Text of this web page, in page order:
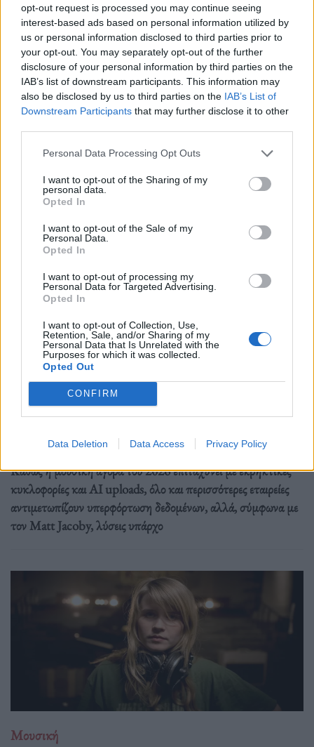
opt-out request is processed you may continue seeing
interest-based ads based on personal information utilized by
us or personal information disclosed to third parties prior to
your opt-out. You may separately opt-out of the further
disclosure of your personal information by third parties on the
IAB’s list of downstream participants. This information may
also be disclosed by us to third parties on the IAB’s List of
Downstream Participants that may further disclose it to other
Personal Data Processing Opt Outs
I want to opt-out of the Sharing of my
personal data.
Opted In
I want to opt-out of the Sale of my
Personal Data.
Opted In
I want to opt-out of processing my
Personal Data for Targeted Advertising.
Opted In
I want to opt-out of Collection, Use,
Retention, Sale, and/or Sharing of my
Personal Data that Is Unrelated with the
Purposes for which it was collected.
Opted Out
CONFIRM
Data Deletion Data Access Privacy Policy
Δημοσιεύθηκε σεΜουσική|TaggedDavid Bowie ,Ziggy Stardust
Δείτε επίσης
Μουσική
Η Μουσική Βιομηχανία το 2026: Από τη
στρατηγική της αφθονίας στη συστημική
εντροπία
26.05.26
Καθώς η μουσική αγορά του 2026 επιταχύνει με εκρηκτικές
κυκλοφορίες και AI uploads, όλο και περισσότερες εταιρείες
αντιμετωπίζουν υπερφόρτωση δεδομένων, αλλά, σύμφωνα με
τον Matt Jacoby, λύσεις υπάρχο
Μουσική